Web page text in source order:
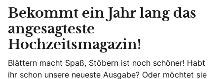
Bekommt ein Jahr lang das
angesagteste
Hochzeitsmagazin!
Blättern macht Spaß, Stöbern ist noch schöner! Habt
ihr schon unsere neueste Ausgabe? Oder möchtet sie